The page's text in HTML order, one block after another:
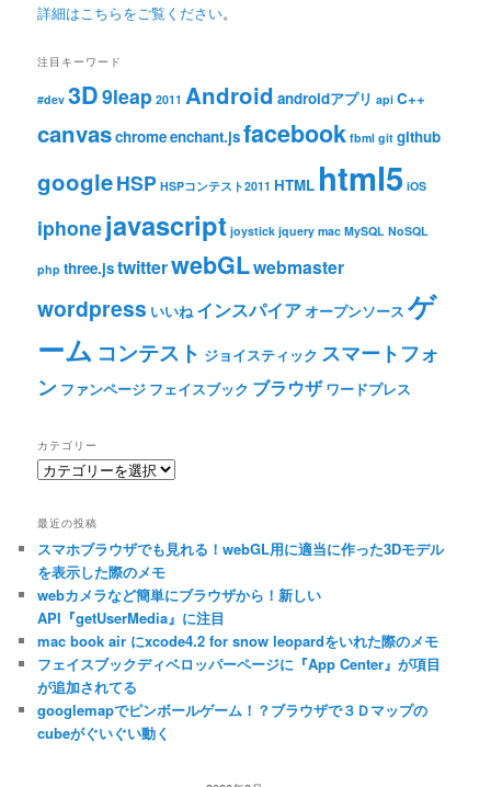
詳細はこちらをご覧ください。
注目キーワード
#dev 3D9leap 2011 Android androidアプリ api C++
canvaschromeenchant.jsfacebook fbml git github
googleHSP HSPコンテスト2011 HTML html5 iOS
iphonejavascript joystick jquery mac MySQL NoSQL
php three.jstwitterwebGLwebmaster
wordpress いいね インスパイアオープンソース ゲ
ーム コンテスト ジョイスティック スマートフォ
ン ファンページ フェイスブック ブラウザ ワードプレス
カテゴリー
カ
リ
ー
最近の投稿
スマホブラウザでも見れる！webGL用に適当に作った3Dモデル
を表示した際のメモ
webカメラなど簡単にブラウザから！新しい
API『getUserMedia』に注目
mac book air にxcode4.2 for snow leopardをいれた際のメモ
フェイスブックディベロッパーページに『App Center』が項目
が追加されてる
googlemapでピンボールゲーム！？ブラウザで３Ｄマップの
cubeがぐいぐい動く